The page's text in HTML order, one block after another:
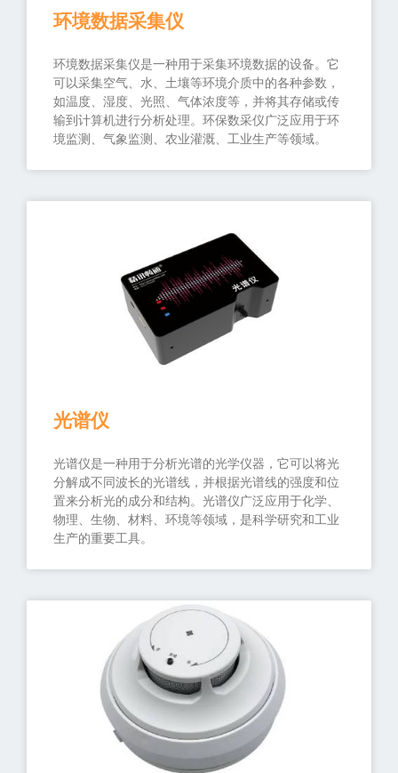
环境数据采集仪
环境数据采集仪是一种用于采集环境数据的设备。它
可以采集空气、水、土壤等环境介质中的各种参数，
如温度、湿度、光照、气体浓度等，并将其存储或传
输到计算机进行分析处理。环保数采仪广泛应用于环
境监测、气象监测、农业灌溉、工业生产等领域。
光谱仪
光谱仪是一种用于分析光谱的光学仪器，它可以将光
分解成不同波长的光谱线，并根据光谱线的强度和位
置来分析光的成分和结构。光谱仪广泛应用于化学、
物理、生物、材料、环境等领域，是科学研究和工业
生产的重要工具。